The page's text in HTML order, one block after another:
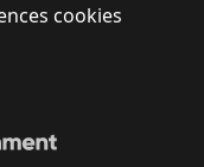
cookies